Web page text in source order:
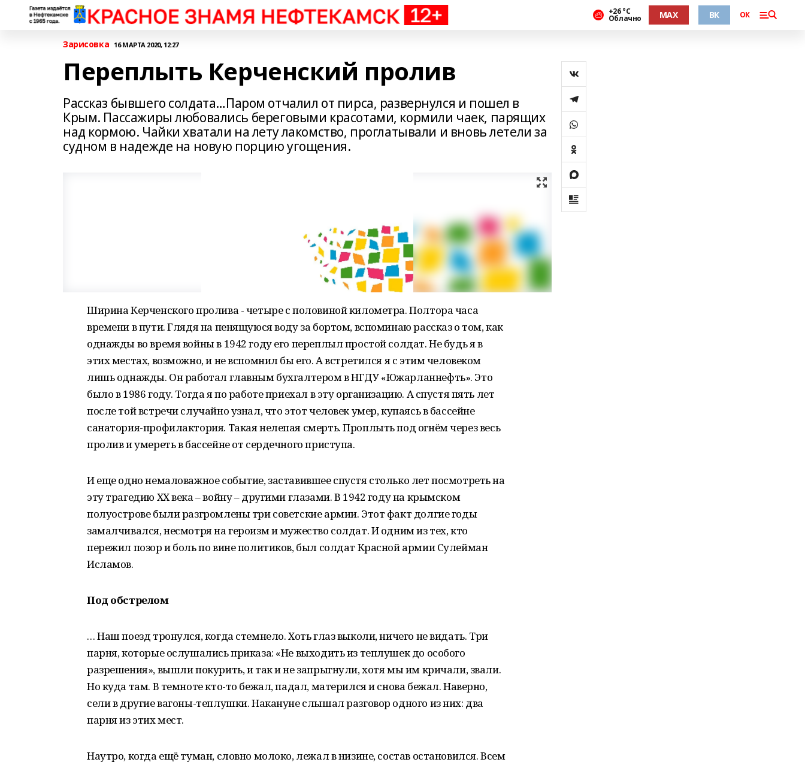
+26 °С
Облачно MAX ВК ОК
Зарисовка 16 МАРТА 2020, 12:27
Переплыть Керченский пролив
Рассказ бывшего солдата…Паром отчалил от пирса, развернулся и пошел в
Крым. Пассажиры любовались береговыми красотами, кормили чаек, парящих
над кормою. Чайки хватали на лету лакомство, проглатывали и вновь летели за
судном в надежде на новую порцию угощения.
Ширина Керченского пролива - четыре с половиной километра. Полтора часа
времени в пути. Глядя на пенящуюся воду за бортом, вспоминаю рассказ о том, как
однажды во время войны в 1942 году его переплыл простой солдат. Не будь я в
этих местах, возможно, и не вспомнил бы его. А встретился я с этим человеком
лишь однажды. Он работал главным бухгалтером в НГДУ «Южарланнефть». Это
было в 1986 году. Тогда я по работе приехал в эту организацию. А спустя пять лет
после той встречи случайно узнал, что этот человек умер, купаясь в бассейне
санатория-профилактория. Такая нелепая смерть. Проплыть под огнём через весь
пролив и умереть в бассейне от сердечного приступа.
И еще одно немаловажное событие, заставившее спустя столько лет посмотреть на
эту трагедию ХХ века – войну – другими глазами. В 1942 году на крымском
полуострове были разгромлены три советские армии. Этот факт долгие годы
замалчивался, несмотря на героизм и мужество солдат. И одним из тех, кто
пережил позор и боль по вине политиков, был солдат Красной армии Сулейман
Исламов.
Под обстрелом
…Наш поезд тронулся, когда стемнело. Хоть глаз выколи, ничего не видать. Три
парня, которые ослушались приказа: «Не выходить из теплушек до особого
разрешения», вышли покурить, и так и не запрыгнули, хотя мы им кричали, звали.
Но куда там. В темноте кто-то бежал, падал, матерился и снова бежал. Наверно,
сели в другие вагоны-теплушки. Накануне слышал разговор одного из них: два
парня из этих мест.
Наутро, когда ещё туман, словно молоко, лежал в низине, состав остановился. Всем